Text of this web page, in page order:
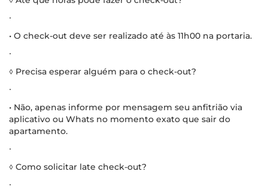
∙
• O check-out deve ser realizado até às 11h00 na portaria.
∙
◊ Precisa esperar alguém para o check-out?
∙
• Não, apenas informe por mensagem seu anfitrião via
aplicativo ou Whats no momento exato que sair do
apartamento.
∙
◊ Como solicitar late check-out?
∙